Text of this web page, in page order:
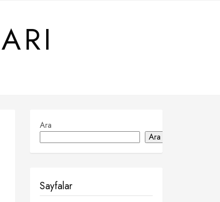
Ara
Ara
Sayfalar